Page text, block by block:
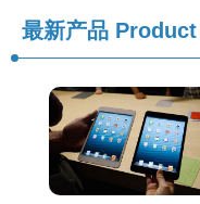
最新产品 Product